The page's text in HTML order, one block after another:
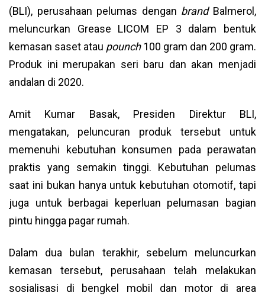
(BLI), perusahaan pelumas dengan brandBalmerol,
meluncurkan Grease LICOM EP 3 dalam bentuk
kemasan saset atau pounch100 gram dan 200 gram.
Produk ini merupakan seri baru dan akan menjadi
andalan di 2020.
Amit Kumar Basak, Presiden Direktur BLI,
mengatakan, peluncuran produk tersebut untuk
memenuhi kebutuhan konsumen pada perawatan
praktis yang semakin tinggi. Kebutuhan pelumas
saat ini bukan hanya untuk kebutuhan otomotif, tapi
juga untuk berbagai keperluan pelumasan bagian
pintu hingga pagar rumah.
Dalam dua bulan terakhir, sebelum meluncurkan
kemasan tersebut, perusahaan telah melakukan
sosialisasi di bengkel mobil dan motor di area